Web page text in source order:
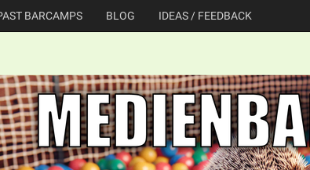
BARCAMPS BLOG IDEAS / FEEDBACK